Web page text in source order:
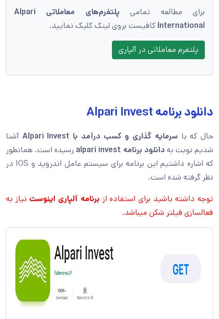
برای مطالعه تمامی
پلتفرم‌های معاملاتی Alpari
International کافیست بروی لینک کلیک نمایید.
پلتفرم معاملاتی در آلپاری
دانلود برنامه Alpari Invest
حال که با سرمایه گذاری و کسب درآمد با Alpari Invest آشنا
شدیم نوبت بهدانلود برنامه alpari invest رسیده است. همانطور
که اشاره داشتیم این برنامه برای سیستم عامل اندروید و IOS در
نظر گرفته شده است.
توجه داشته باشید برای استفاده از برنامه آلپاری اینوستنیاز به
فعالسازی فیلتر شکن میباشد.